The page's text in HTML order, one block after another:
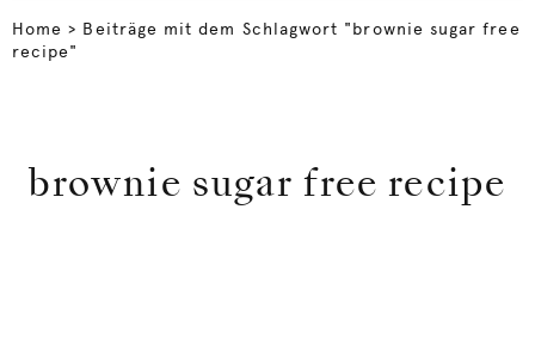
Home > Beiträge mit dem Schlagwort "brownie sugar free
recipe"
brownie sugar free recipe